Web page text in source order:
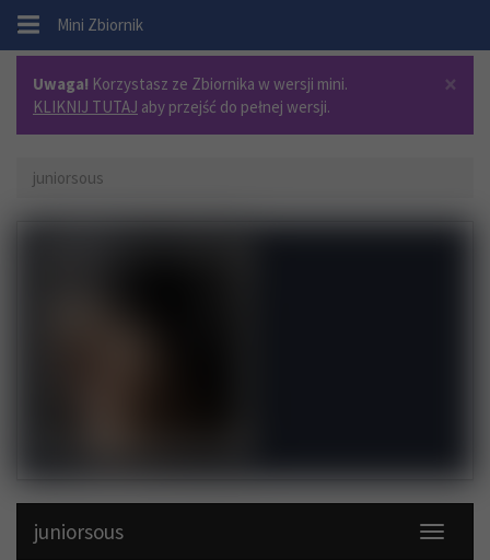
. Mini Zbiornik
×
Uwaga! Korzystasz ze Zbiornika w wersji mini.
KLIKNIJ TUTAJ aby przejść do pełnej wersji.
juniorsous
Toggle
juniorsous